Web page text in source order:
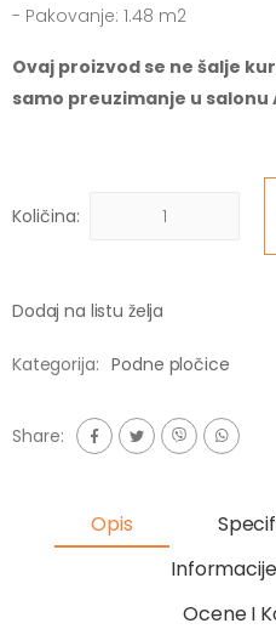
- Pakovanje: 1.48 m2
Ovaj proizvod se ne šalje
samo preuzimanje u salonu
Količina:
Dodaj na listu želja
Kategorija: Podne pločice
Share:
Opis
Ocene I